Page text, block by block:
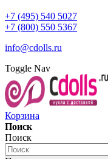
+7 (495) 540 5027
+7 (800) 550 5367
info@cdolls.ru
Toggle Nav
Корзина
Поиск
Поиск